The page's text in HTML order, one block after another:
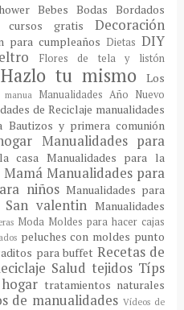
Bebes BodasBordados
cursos gratisDecoración
para cumpleaños DietasDIY
Flores de tela y listón
Hazlo tu mismoLos
manua Manualidades Año Nuevo
de Reciclaje manualidades
Bautizos y primera comunión
Manualidades para
casa Manualidades para la
MamáManualidades para
niños Manualidades para
San valentinManualidades
Moda Moldes para hacer cajas
peluches con moldes punto
para buffet Recetas de
Saludtejidos Típs
tratamientos naturales
de manualidadesVídeos de